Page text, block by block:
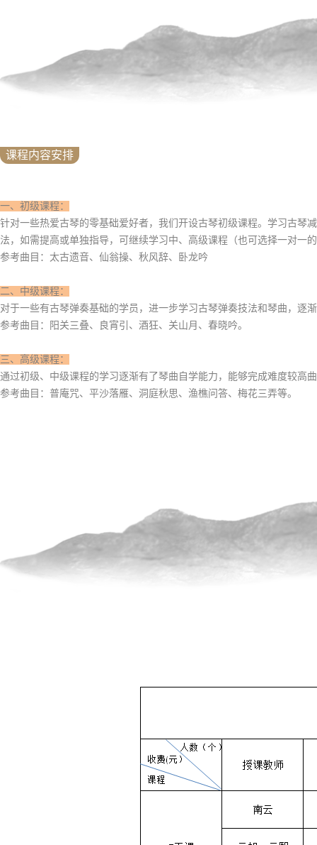
课程内容安排
一、初级课程：
针对一些热爱古琴的零基础爱好者，我们开设古琴初级课程。学习古琴
法，如需提高或单独指导，可继续学习中、高级课程（也可选择一对一
参考曲目：太古遗音、仙翁操、秋风辞、卧龙吟
二、中级课程：
对于一些有古琴弹奏基础的学员，进一步学习古琴弹奏技法和琴曲，逐
参考曲目：阳关三叠、良宵引、酒狂、关山月、春晓吟。
三、高级课程：
通过初级、中级课程的学习逐渐有了琴曲自学能力，能够完成难度较高
参考曲目：普庵咒、平沙落雁、洞庭秋思、渔樵问答、梅花三弄等。